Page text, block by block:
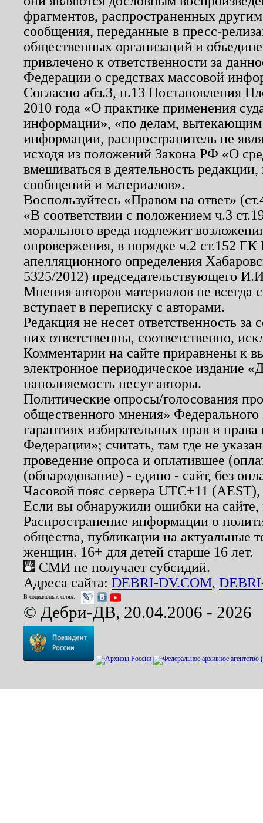
фрагментов, распространенных
сообщения, переданные в пресс-
общественных организаций и
привлечено к ответственности за
Федерации о средствах массовой
Согласно абз.3, п.13 Постановления
2010 года «О практике применения
информации», «по делам, вытекающим
информации, распространитель не
исходя из положений Закона РФ «О
вмешиваться в деятельность
сообщений и материалов».
Воспользуйтесь «Правом на ответ»
«В соответствии с положением ч.3
морального вреда подлежит
опровержения, в порядке ч.2 ст.152
апелляционного определения
5325/2012) председательствующего
Мнения авторов материалов не
вступает в переписку с авторами.
Редакция не несет ответственность
них ответственны, соответственно,
Комментарии на сайте приравнены к
электронное периодическое издание
наполняемость несут авторы.
Политические опросы/голосования
общественного мнения»
гарантиях избирательных прав и
Федерации»; считать, там где не
проведение опроса и оплатившее
(обнародование) - едино - сайт, без
Часовой пояс сервера UTC+11
Если вы обнаружили ошибки на
Распространение информации о
общества, публикации на актуальные
женщин. 16+ для детей старше 16 лет.
СМИ не получает субсидий.
Адреса сайта: DEBRI-DV.COM,
В социальных сетях:
© Дебри-ДВ, 20.04.2006 - 2026